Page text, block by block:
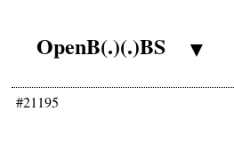
OpenB(.)(.)BS ▼
#21195